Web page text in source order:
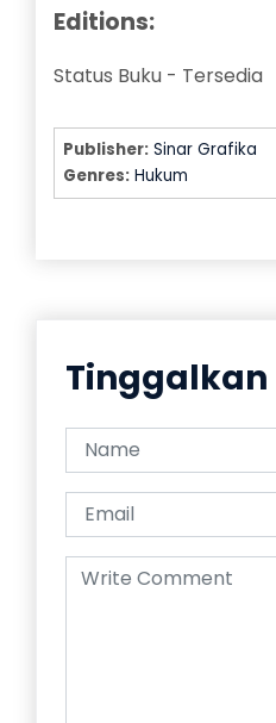
Editions:
Status Buku - Tersedia
Publisher: Sinar Grafika
Genres: Hukum
Tinggalkan